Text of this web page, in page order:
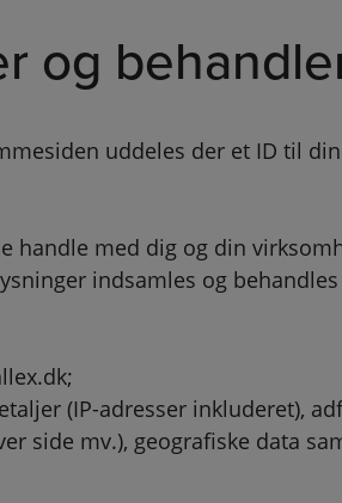
og
uddeles der et ID til
handle med dig og din
indsamles og
(IP-adresser inkluderet),
side mv.), geografiske data